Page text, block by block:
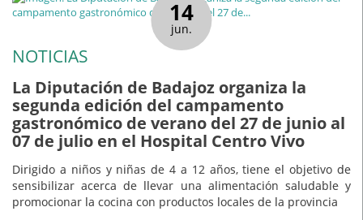
14
jun.
NOTICIAS
La Diputación de Badajoz organiza la
segunda edición del campamento
gastronómico de verano del 27 de junio al
07 de julio en el Hospital Centro Vivo
Dirigido a niños y niñas de 4 a 12 años, tiene el objetivo de
sensibilizar acerca de llevar una alimentación saludable y
promocionar la cocina con productos locales de la provincia